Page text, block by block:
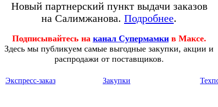
Новый партнерский пункт выдачи заказов
на Салимжанова. Подробнее.
Подписывайтесь на канал Супермамки в Максе.
Здесь мы публикуем самые выгодные закупки, акции и
распродажи от поставщиков.
Экспресс-заказ Закупки